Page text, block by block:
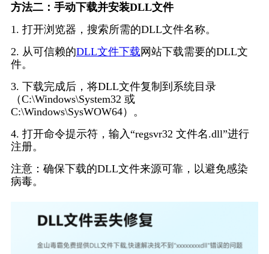
方法二：手动下载并安装DLL文件
1. 打开浏览器，搜索所需的DLL文件名称。
2. 从可信赖的DLL文件下载 网站下载需要的DLL文
件。
3. 下载完成后，将DLL文件复制到系统目录
（C:\Windows\System32 或
C:\Windows\SysWOW64）。
4. 打开命令提示符，输入“regsvr32 文件名.dll”进行
注册。
注意：确保下载的DLL文件来源可靠，以避免感染
病毒。